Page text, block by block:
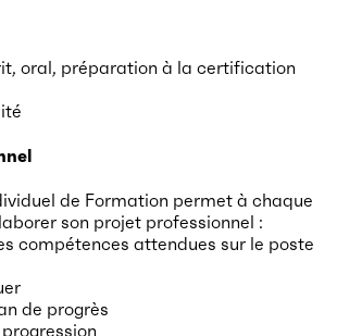
oral, préparation à la certification
de Formation permet à chaque
son projet professionnel :
compétences attendues sur le poste
de progrès